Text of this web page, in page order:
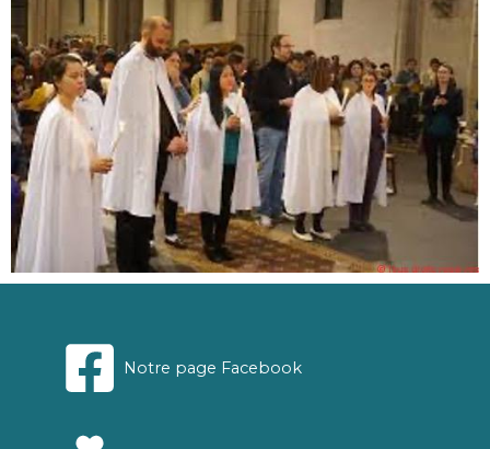
Notre page Facebook